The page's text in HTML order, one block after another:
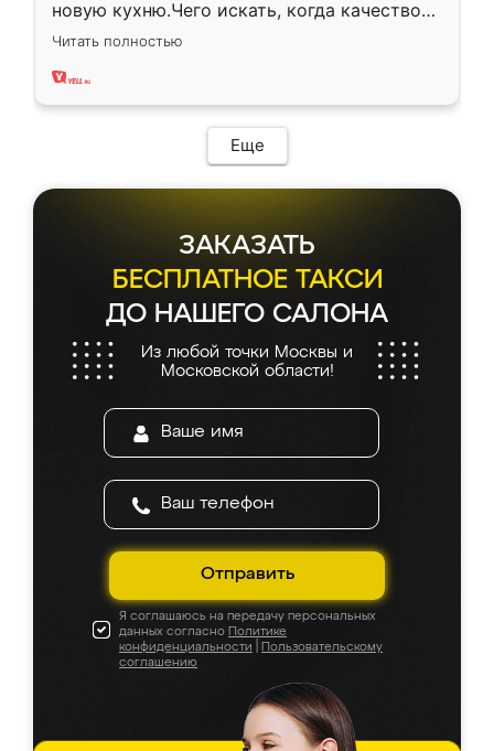
новую кухню.Чего искать, когда качеством
вполне довольна. Служит кухня уже почти
два года, нареканий нет.
Читать полностью
Еще
ЗАКАЗАТЬ
БЕСПЛАТНОЕ ТАКСИ
ДО НАШЕГО САЛОНА
Из любой точки Москвы и
Московской области!
Отправить
Я соглашаюсь на передачу персональных
данных согласно Политике
конфиденциальности
Пользовательскому
соглашению